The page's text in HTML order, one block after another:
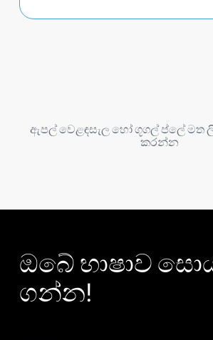
ඇපල් වෙළඳසැල හෝ ගූගල් ප්ලේ මත
කරන්න
ඔබේ භාෂාව
ගන්න!